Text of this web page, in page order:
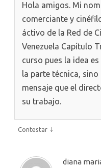
Hola amigos. Mi
comerciante y
áctivo de la Red de
Venezuela Capítulo
curso pues la idea
la parte técnica,
mensaje que el
su trabajo.
Contestar ↓
diana